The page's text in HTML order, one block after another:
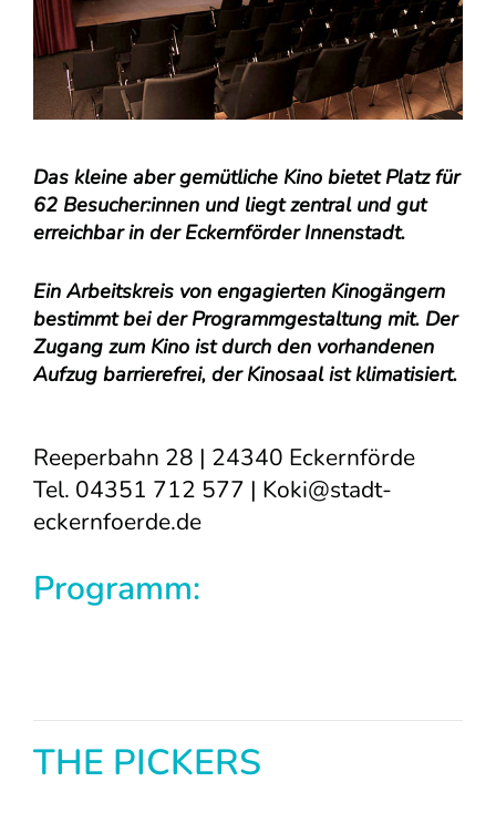
Das kleine aber gemütliche Kino bietet Platz für
62 Besucher:innen und liegt zentral und gut
erreichbar in der Eckernförder Innenstadt.
Ein Arbeitskreis von engagierten Kinogängern
bestimmt bei der Programmgestaltung mit. Der
Zugang zum Kino ist durch den vorhandenen
Aufzug barrierefrei, der Kinosaal ist klimatisiert.
Reeperbahn 28 | 24340 Eckernförde
Tel. 04351 712 577 | Koki@stadt-
eckernfoerde.de
Programm:
THE PICKERS